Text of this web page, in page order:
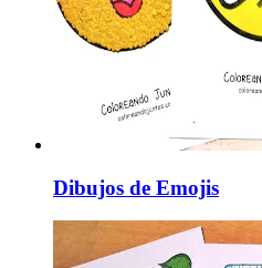
Dibujos de Emojis